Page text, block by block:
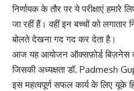
निर्णायक के तौर पर ये परीक्षाएं
जा रहीं हैं। वहीं इन बच्चों को लगातार
बोलते देखना गद गद कर देता है।
आज यह आयोजन ऑक्सफ़ोर्ड बिज़नेस
जिसकी अध्यक्षता डॉ. Padmesh
इस महत्वपूर्ण सफल कार्य के लिए यूके